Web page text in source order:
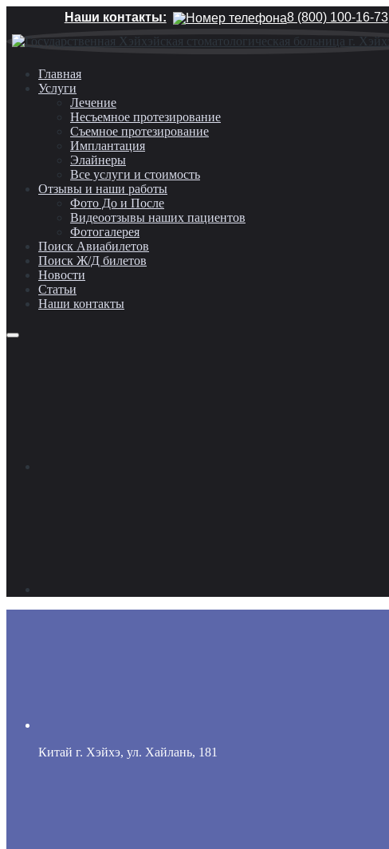
Наши контакты: 8 (800) 100-16-73
Главная
Услуги
Лечение
Несъемное протезирование
Съемное протезирование
Имплантация
Элайнеры
Все услуги и стоимость
Отзывы и наши работы
Фото До и После
Видеоотзывы наших пациентов
Фотогалерея
Поиск Авиабилетов
Поиск Ж/Д билетов
Новости
Статьи
Наши контакты
Китай г. Хэйхэ, ул. Хайлань, 181